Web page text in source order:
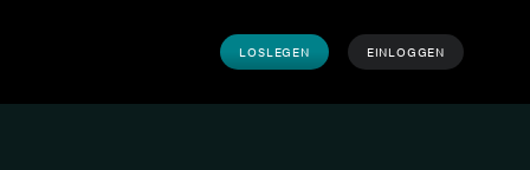
LOSLEGEN EINLOGGEN